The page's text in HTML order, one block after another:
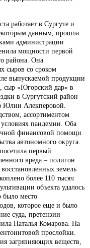
работает в Сургуте и
данным, прошла
администрации
мощности первой
района. Она
сыров со сроком
выпускаемой продукции
сыр «Югорский дар» в
в Сургутский район
Юлии Алекперовой.
ассортиментом
пандемии. Оба
финансовой помощи
автономного округа.
первый
вреда – полигон
земель
более 110 тысяч
объекта удалось
было место
которое еще и было
суда, претензии
Наталья Комарова. На
прослойки.
загрязняющих веществ,